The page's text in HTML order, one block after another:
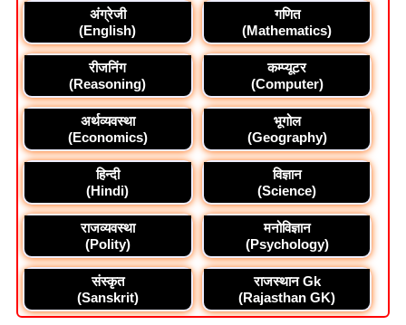
अंग्रेजी
(English)
गणित
(Mathematics)
रीजनिंग
(Reasoning)
कम्प्यूटर
(Computer)
अर्थव्यवस्था
(Economics)
भूगोल
(Geography)
हिन्दी
(Hindi)
विज्ञान
(Science)
राजव्यवस्था
(Polity)
मनोविज्ञान
(Psychology)
संस्कृत
(Sanskrit)
राजस्थान Gk
(Rajasthan GK)